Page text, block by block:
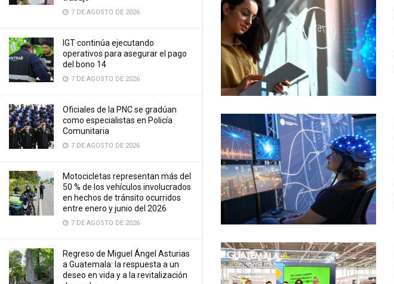
7 DE AGOSTO DE 2026
IGT continúa ejecutando
operativos para asegurar el pago
del bono 14
7 DE AGOSTO DE 2026
Oficiales de la PNC se gradúan
como especialistas en Policía
Comunitaria
7 DE AGOSTO DE 2026
Motocicletas representan más del
50 % de los vehículos involucrados
en hechos de tránsito ocurridos
entre enero y junio del 2026
7 DE AGOSTO DE 2026
Regreso de Miguel Ángel Asturias
a Guatemala: la respuesta a un
deseo en vida y a la revitalización